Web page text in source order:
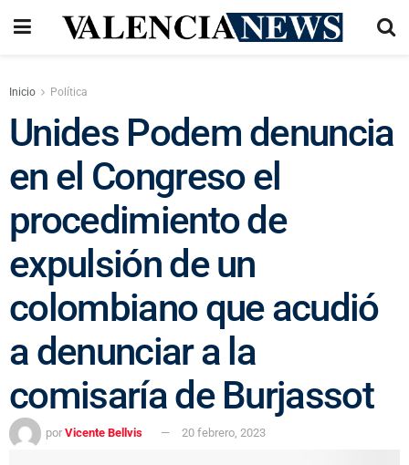
Inicio Política
Unides Podem denuncia
en el Congreso el
procedimiento de
expulsión de un
colombiano que acudió
a denunciar a la
comisaría de Burjassot
por Vicente Bellvis 20 febrero, 2023